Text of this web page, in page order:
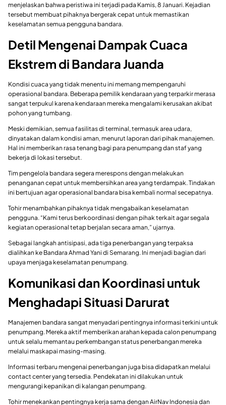
menjelaskan bahwa peristiwa ini terjadi pada Kamis, 8 Januari. Kejadian
tersebut membuat pihaknya bergerak cepat untuk memastikan
keselamatan semua pengguna bandara.
Detil Mengenai Dampak Cuaca
Ekstrem di Bandara Juanda
Kondisi cuaca yang tidak menentu ini memang mempengaruhi
operasional bandara. Beberapa pemilik kendaraan yang terparkir merasa
sangat terpukul karena kendaraan mereka mengalami kerusakan akibat
pohon yang tumbang.
Meski demikian, semua fasilitas di terminal, termasuk area udara,
dinyatakan dalam kondisi aman, menurut laporan dari pihak manajemen.
Hal ini memberikan rasa tenang bagi para penumpang dan staf yang
bekerja di lokasi tersebut.
Tim pengelola bandara segera merespons dengan melakukan
penanganan cepat untuk membersihkan area yang terdampak. Tindakan
ini bertujuan agar operasional bandara bisa kembali normal secepatnya.
Tohir menambahkan pihaknya tidak mengabaikan keselamatan
pengguna. “Kami terus berkoordinasi dengan pihak terkait agar segala
kegiatan operasional tetap berjalan secara aman,” ujarnya.
Sebagai langkah antisipasi, ada tiga penerbangan yang terpaksa
dialihkan ke Bandara Ahmad Yani di Semarang. Ini menjadi bagian dari
upaya menjaga keselamatan penumpang.
Komunikasi dan Koordinasi untuk
Menghadapi Situasi Darurat
Manajemen bandara sangat menyadari pentingnya informasi terkini untuk
penumpang. Mereka aktif memberikan arahan kepada calon penumpang
untuk selalu memantau perkembangan status penerbangan mereka
melalui maskapai masing-masing.
Informasi terbaru mengenai penerbangan juga bisa didapatkan melalui
contact center yang tersedia. Pendekatan ini dilakukan untuk
mengurangi kepanikan di kalangan penumpang.
Tohir menekankan pentingnya kerja sama dengan AirNav Indonesia dan